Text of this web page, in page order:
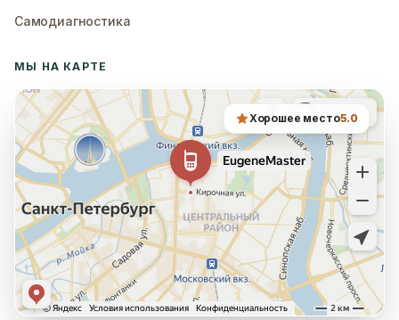
Самодиагностика
МЫ НА КАРТЕ
Хорошее место5.0